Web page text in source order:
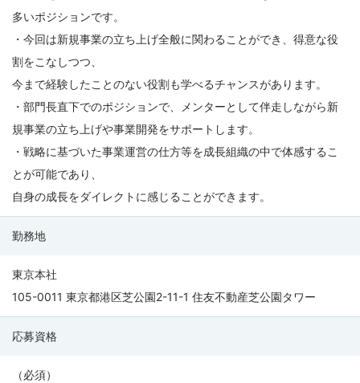
多いポジションです。
・今回は新規事業の立ち上げ全般に関わることができ、得意な役
割をこなしつつ、
今まで経験したことのない役割も学べるチャンスがあります。
・部門長直下でのポジションで、メンターとして伴走しながら新
規事業の立ち上げや事業開発をサポートします。
・戦略に基づいた事業運営の仕方等を成長組織の中で体感するこ
とが可能であり、
自身の成長をダイレクトに感じることができます。
勤務地
東京本社
105-0011 東京都港区芝公園2-11-1 住友不動産芝公園タワー
応募資格
（必須）